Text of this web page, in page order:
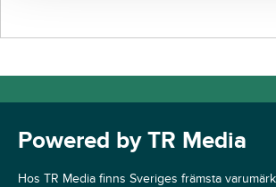
Powered by TR Media
Hos TR Media finns Sveriges främsta